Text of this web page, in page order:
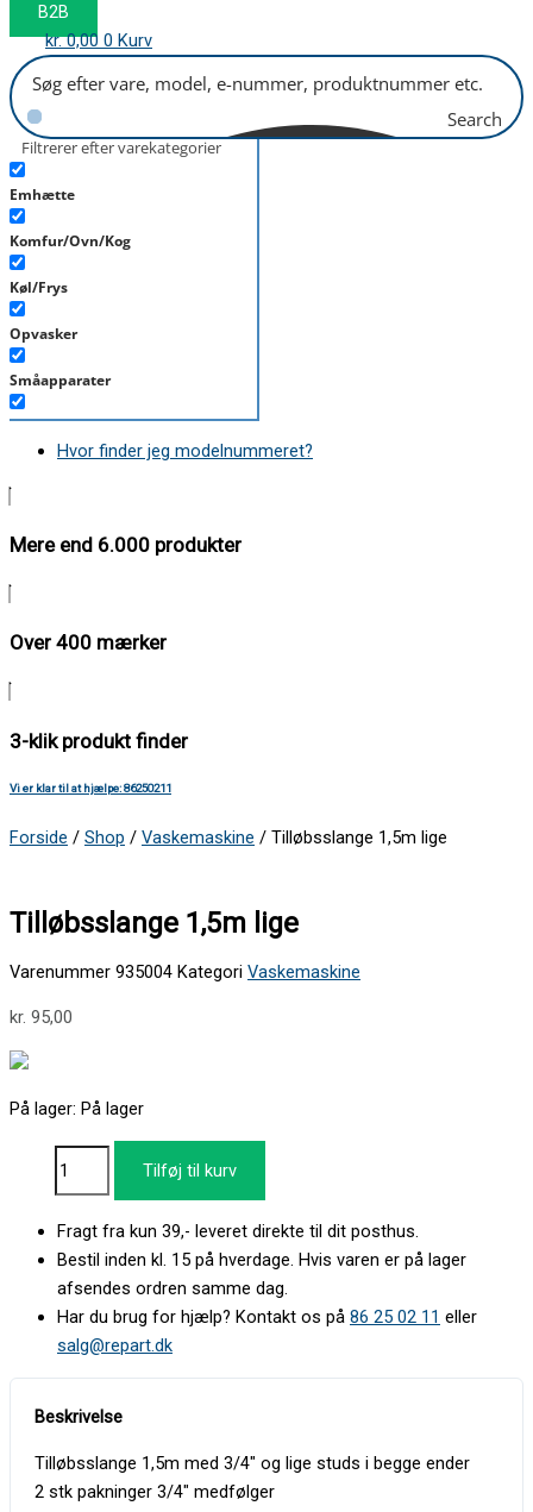
B2B
kr.0,00 0 Kurv
Search
Filtrerer efter varekategorier
Emhætte
Komfur/Ovn/Kog
Køl/Frys
Opvasker
Småapparater
Støvsuger
Hvor finder jeg modelnummeret?
Mere end 6.000 produkter
Over 400 mærker
3-klik produkt finder
Vi er klar til at hjælpe: 86250211
Forside / Shop / Vaskemaskine / Tilløbsslange 1,5m lige
Tilløbsslange 1,5m lige
Varenummer 935004 Kategori Vaskemaskine
kr. 95,00
På lager: På lager
Tilføj til kurv
Fragt fra kun 39,- leveret direkte til dit posthus.
Bestil inden kl. 15 på hverdage. Hvis varen er på lager
afsendes ordren samme dag.
Har du brug for hjælp? Kontakt os på 86 25 02 11 eller
salg@repart.dk
Tilløbsslange 1,5m med 3/4″ og lige studs i begge ender
2 stk pakninger 3/4″ medfølger